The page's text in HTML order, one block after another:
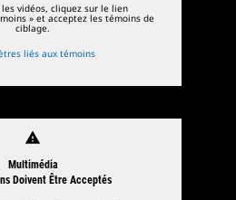
vidéos, cliquez sur le lien
» et acceptez les témoins de
ciblage.
liés aux témoins
warning
Multimédia
Doivent Être Acceptés